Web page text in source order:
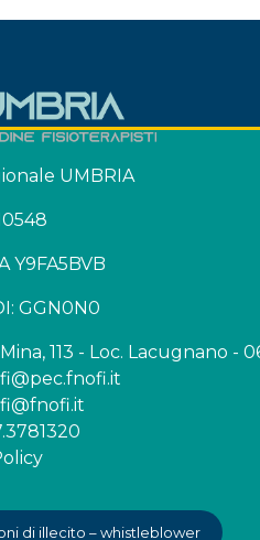
UMBRIA
Y9FA5BVB
GGN0N0
113 - Loc. Lacugnano -
di illecito – whistleblower